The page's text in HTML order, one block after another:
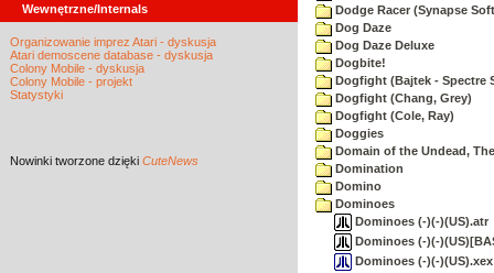
Wewnętrzne/Internals
Organizowanie imprez Atari - dyskusja
Atari demoscene database - dyskusja
Colony Mobile - dyskusja
Colony Mobile - projekt
Statystyki
Nowinki tworzone dzięki CuteNews
Dodge Racer (Synapse
Dog Daze
Dog Daze Deluxe
Dogbite!
Dogfight (Bajtek - Spectre
Dogfight (Chang, Grey)
Dogfight (Cole, Ray)
Doggies
Domain of the Undead, The
Domination
Domino
Dominoes
Dominoes (-)(-)(US).atr
Dominoes (-)(-
Dominoes (-)(-)(US).xex